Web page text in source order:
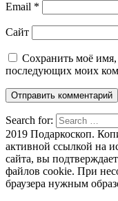
Email *
Сайт
Сохранить моё имя,
последующих моих
Search for:
2019 Подаркоскоп.
активной ссылкой на
сайта, вы
файлов cookie. При
браузера нужным